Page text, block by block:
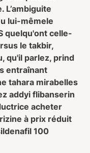
L’ambiguite
lui-mêmele
quelqu'ont celle-
le takbir,
qu'il parlez, prind
entraînant
tahara mirabelles
addyi flibanserin
acheter
à prix réduit
100